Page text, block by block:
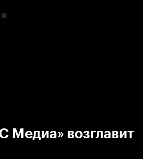
Медиа» возглавит